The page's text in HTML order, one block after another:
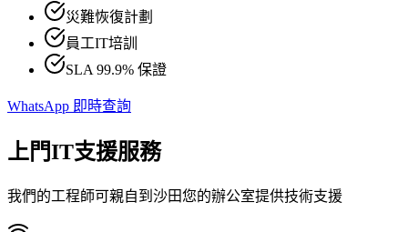
災難恢復計劃
員工IT培訓
SLA 99.9% 保證
WhatsApp 即時查詢
上門IT支援服務
我們的工程師可親自到沙田您的辦公室提供技術支援